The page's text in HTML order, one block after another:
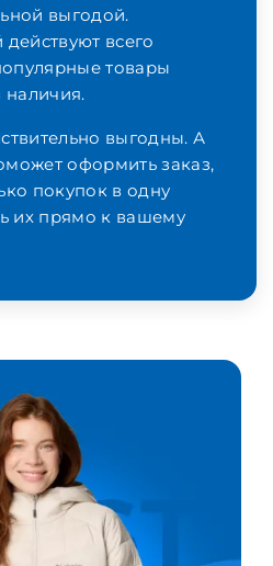
выгодой.
всего
товары
наличия.
выгодны. А
оформить заказ,
покупок в одну
их прямо к вашему